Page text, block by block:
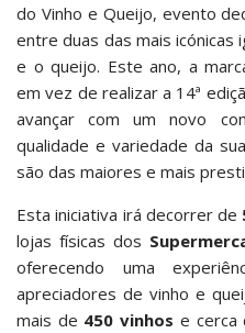
do Vinho e Queijo, evento
entre duas das mais icónicas
e o queijo. Este ano, a
em vez de realizar a 14ª
avançar com um novo
qualidade e variedade da
são das maiores e mais
Esta iniciativa irá decorrer de
lojas físicas dos
oferecendo uma
apreciadores de vinho e
mais de 450 vinhos e cerca